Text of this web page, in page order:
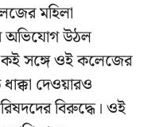
মহিলা
অভিযোগ উঠল
সঙ্গে ওই কলেজের
দেওয়ারও
বিরুদ্ধে। ওই